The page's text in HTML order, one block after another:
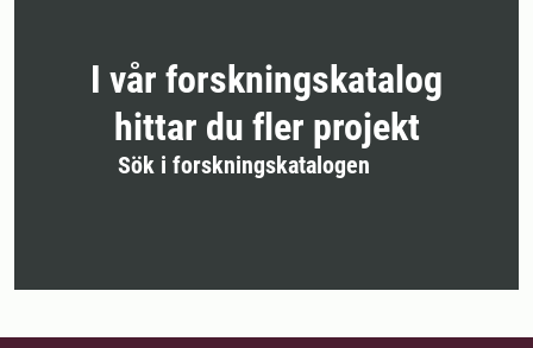
I vår forskningskatalog
hittar du fler projekt
Sök i forskningskatalogen